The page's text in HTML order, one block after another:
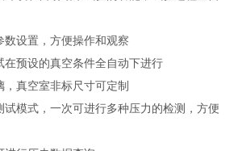
数设置，方便操作和观察
在预设的真空条件全自动下进行
，真空室非标尺寸可定制
试模式，一次可进行多种压力的检测，方便